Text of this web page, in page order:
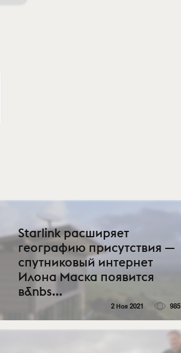
Starlink расширяет
географию присутствия —
спутниковый интернет
Илона Маска появится
в&nbs...
2 Ноя 2021 985